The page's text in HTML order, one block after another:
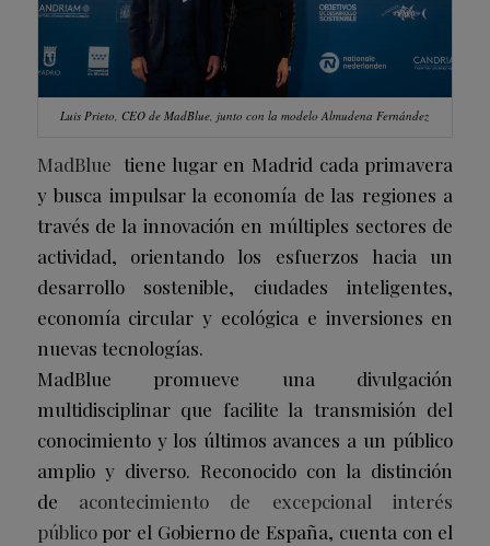
Luis Prieto, CEO de MadBlue, junto con la modelo Almudena Fernández
MadBlue tiene lugar en Madrid cada primavera
y busca impulsar la economía de las regiones a
través de la innovación en múltiples sectores de
actividad, orientando los esfuerzos hacia un
desarrollo sostenible, ciudades inteligentes,
economía circular y ecológica e inversiones en
nuevas tecnologías.
MadBlue promueve una divulgación
multidisciplinar que facilite la transmisión del
conocimiento y los últimos avances a un público
amplio y diverso. Reconocido con la distinción
de acontecimiento de excepcional interés
públicopor el Gobierno de España, cuenta con el